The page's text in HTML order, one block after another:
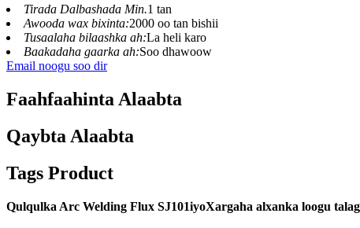
Tirada Dalbashada Min.1 tan
Awooda wax bixinta:2000 oo tan bishii
Tusaalaha bilaashka ah:La heli karo
Baakadaha gaarka ah:Soo dhawoow
Email noogu soo dir
Faahfaahinta Alaabta
Qaybta Alaabta
Tags Product
Qulqulka Arc Welding Flux SJ101iyoXargaha alxanka loogu